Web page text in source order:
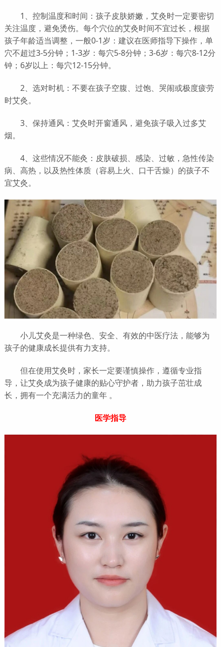
1、控制温度和时间：孩子皮肤娇嫩，艾灸时一定要密切
关注温度，避免烫伤。每个穴位的艾灸时间不宜过长，根据
孩子年龄适当调整，一般0-1岁：建议在医师指导下操作，单
穴不超过3-5分钟；1-3岁：每穴5-8分钟；3-6岁：每穴8-12分
钟；6岁以上：每穴12-15分钟。
2、选对时机：不要在孩子空腹、过饱、哭闹或极度疲劳
时艾灸。
3、保持通风：艾灸时开窗通风，避免孩子吸入过多艾
烟。
4、这些情况不能灸：皮肤破损、感染、过敏，急性传染
病、高热，以及热性体质（容易上火、口干舌燥）的孩子不
宜艾灸。
小儿艾灸是一种绿色、安全、有效的中医疗法，能够为
孩子的健康成长提供有力支持。
但在使用艾灸时，家长一定要谨慎操作，遵循专业指
导，让艾灸成为孩子健康的贴心守护者，助力孩子茁壮成
长，拥有一个充满活力的童年 。
医学指导